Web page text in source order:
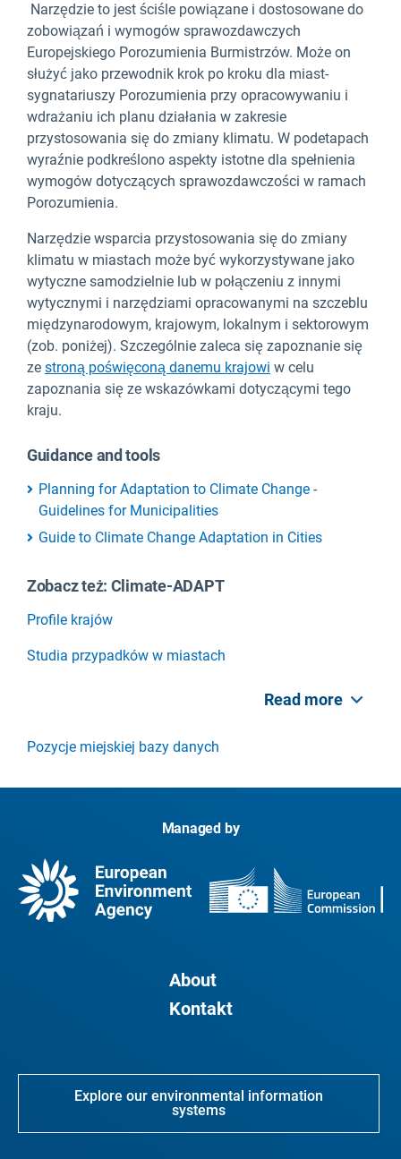
Narzędzie to jest ściśle powiązane i dostosowane do
zobowiązań i wymogów sprawozdawczych
Europejskiego Porozumienia Burmistrzów. Może on
służyć jako przewodnik krok po kroku dla miast-
sygnatariuszy Porozumienia przy opracowywaniu i
wdrażaniu ich planu działania w zakresie
przystosowania się do zmiany klimatu. W podetapach
wyraźnie podkreślono aspekty istotne dla spełnienia
wymogów dotyczących sprawozdawczości w ramach
Porozumienia.
Narzędzie wsparcia przystosowania się do zmiany
klimatu w miastach może być wykorzystywane jako
wytyczne samodzielnie lub w połączeniu z innymi
wytycznymi i narzędziami opracowanymi na szczeblu
międzynarodowym, krajowym, lokalnym i sektorowym
(zob. poniżej). Szczególnie zaleca się zapoznanie się
ze stroną poświęconą danemu krajowi w celu
zapoznania się ze wskazówkami dotyczącymi tego
kraju.
Guidance and tools
Planning for Adaptation to Climate Change -
Guidelines for Municipalities
Guide to Climate Change Adaptation in Cities
Zobacz też: Climate-ADAPT
Profile krajów
Studia przypadków w miastach
Read more
Pozycje miejskiej bazy danych
Managed by
About
Kontakt
Explore our environmental information
systems